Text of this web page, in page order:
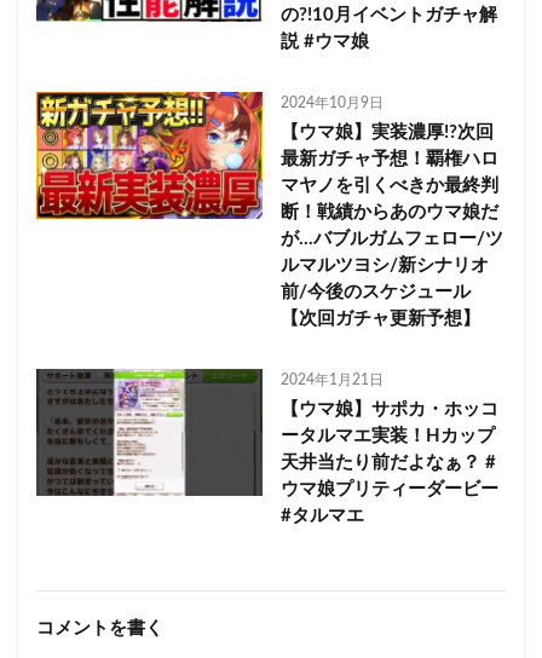
の?!10月イベントガチャ解
説 #ウマ娘
2024年10月9日
【ウマ娘】実装濃厚!?次回
最新ガチャ予想！覇権ハロ
マヤノを引くべきか最終判
断！戦績からあのウマ娘だ
が…バブルガムフェロー/ツ
ルマルツヨシ/新シナリオ
前/今後のスケジュール
【次回ガチャ更新予想】
2024年1月21日
【ウマ娘】サポカ・ホッコ
ータルマエ実装！Hカップ
天井当たり前だよなぁ？ #
ウマ娘プリティーダービー
#タルマエ
コメントを書く